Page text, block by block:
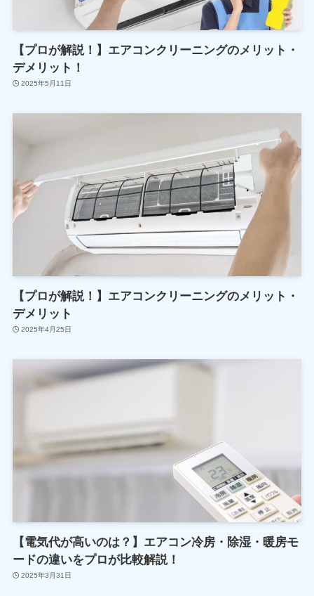
【プロが解説！】エアコンクリーニングのメリット・
デメリット！
2025年5月11日
【プロが解説！】エアコンクリーニングのメリット・
デメリット
2025年4月25日
【電気代が高いのは？】エアコン冷房・除湿・暖房モ
ードの違いをプロが比較解説！
2025年3月31日